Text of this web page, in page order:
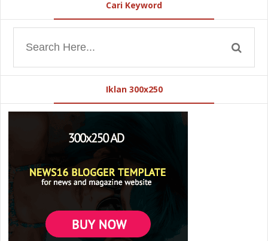
Cari Keyword
Iklan 300x250